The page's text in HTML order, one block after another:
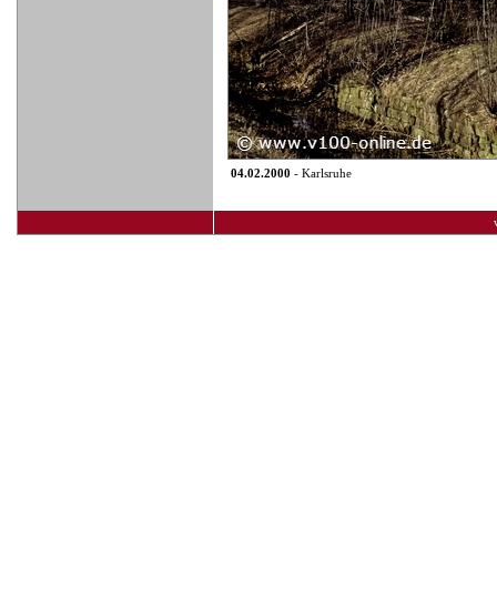
04.02.2000 - Karlsruhe